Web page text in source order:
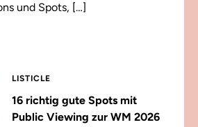
und Spots, […]
LISTICLE
16 richtig gute Spots mit
Public Viewing zur WM 2026